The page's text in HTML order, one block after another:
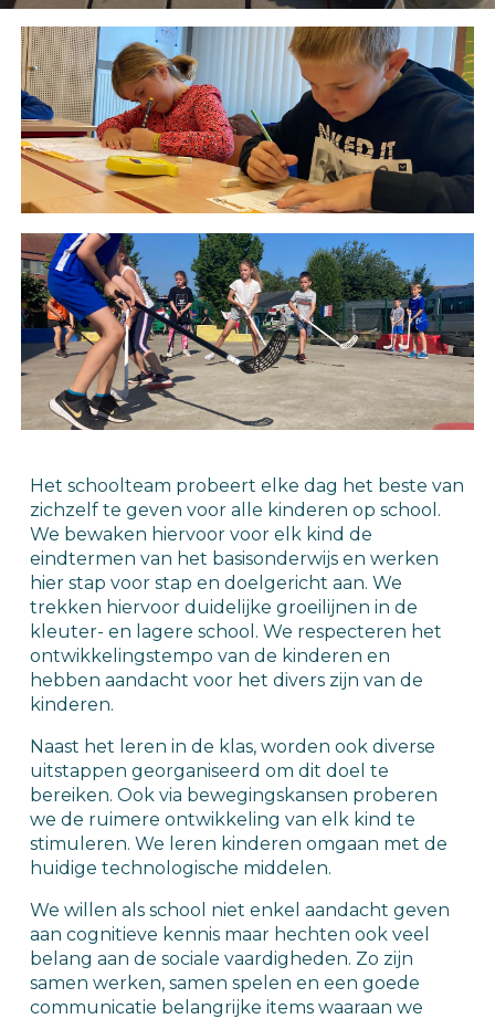
Het schoolteam probeert elke dag het beste van
zichzelf te geven voor alle kinderen op school.
We bewaken hiervoor voor elk kind de
eindtermen van het basisonderwijs en werken
hier stap voor stap en doelgericht aan. We
trekken hiervoor duidelijke groeilijnen in de
kleuter- en lagere school. We respecteren het
ontwikkelingstempo van de kinderen en
hebben aandacht voor het divers zijn van de
kinderen.
Naast het leren in de klas, worden ook diverse
uitstappen georganiseerd om dit doel te
bereiken. Ook via bewegingskansen proberen
we de ruimere ontwikkeling van elk kind te
stimuleren. We leren kinderen omgaan met de
huidige technologische middelen.
We willen als school niet enkel aandacht geven
aan cognitieve kennis maar hechten ook veel
belang aan de sociale vaardigheden. Zo zijn
samen werken, samen spelen en een goede
communicatie belangrijke items waaraan we